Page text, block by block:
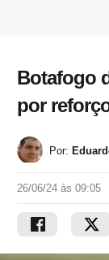
Botafogo
por
Por:
26/06/24 às 09:05